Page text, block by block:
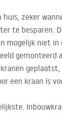
zeker
te besparen.
mogelijk niet
gemonteerd
een kraan is